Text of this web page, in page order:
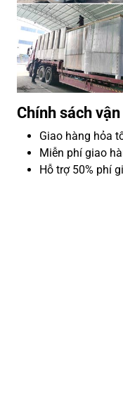
Chính sách
Giao hàng hỏa
Miễn phí giao
Hỗ trợ 50% phí